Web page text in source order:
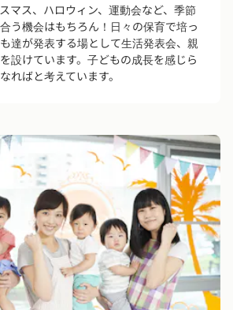
マス、ハロウィン、運動会など、季節
う機会はもちろん！日々の保育で培っ
達が発表する場として生活発表会、親
設けています。子どもの成長を感じら
ればと考えています。